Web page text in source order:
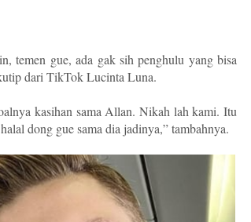
temen gue, ada gak sih penghulu yang bisa
dari TikTok Lucinta Luna.
kasihan sama Allan. Nikah lah kami. Itu
dong gue sama dia jadinya,” tambahnya.